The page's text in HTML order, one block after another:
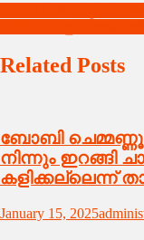
Post
navigation
Related Posts
ബോബി
നിന്നും ഇറങ്ങി
കളിക്കല്ലെന്ന്
January 15, 2025